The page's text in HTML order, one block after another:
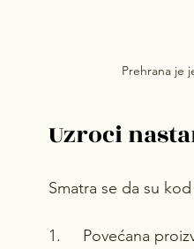
Prehrana je
Uzroci
Smatra se da su
1.     Povećana